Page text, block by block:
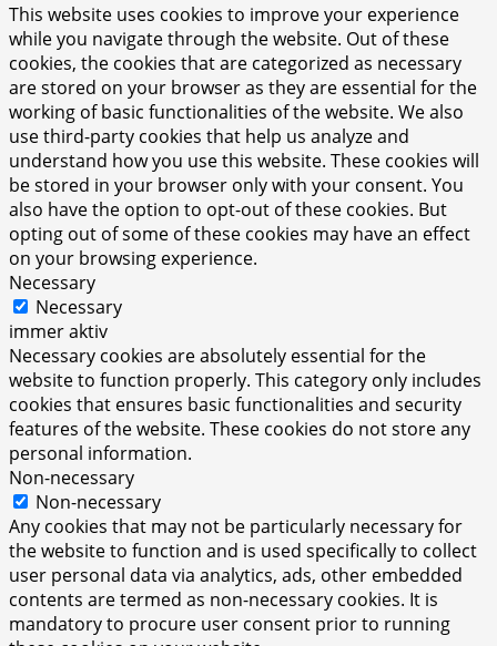
This website uses cookies to improve your experience
while you navigate through the website. Out of these
cookies, the cookies that are categorized as necessary
are stored on your browser as they are essential for the
working of basic functionalities of the website. We also
use third-party cookies that help us analyze and
understand how you use this website. These cookies will
be stored in your browser only with your consent. You
also have the option to opt-out of these cookies. But
opting out of some of these cookies may have an effect
on your browsing experience.
Necessary
Necessary
immer aktiv
Necessary cookies are absolutely essential for the
website to function properly. This category only includes
cookies that ensures basic functionalities and security
features of the website. These cookies do not store any
personal information.
Non-necessary
Non-necessary
Any cookies that may not be particularly necessary for
the website to function and is used specifically to collect
user personal data via analytics, ads, other embedded
contents are termed as non-necessary cookies. It is
mandatory to procure user consent prior to running